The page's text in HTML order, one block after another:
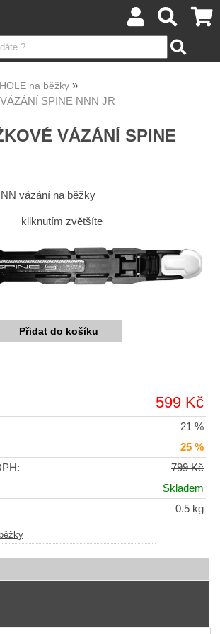
na běžky
SPINE NNN JR
VÁZÁNÍ SPINE
vázání na běžky
kliknutím zvětšíte
599 Kč
21 %
25 %
799 Kč
Skladem
0.5 kg